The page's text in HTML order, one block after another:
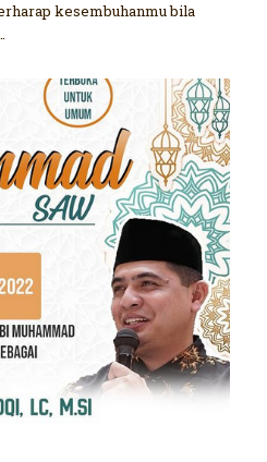
kesembuhanmu bila